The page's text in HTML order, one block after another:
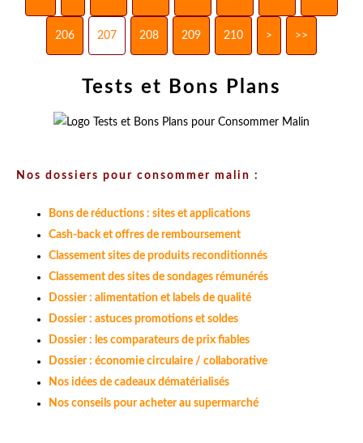
206 207 208 209 210 220
230
> >>
Tests et Bons Plans
Nos dossiers pour consommer malin :
Bons de réductions : sites et applications
Cash-back et offres de remboursement
Classement sites de produits reconditionnés
Classement des sites de sondages rémunérés
Dossier : alimentation et labels de qualité
Dossier : astuces promotions et soldes
Dossier : les comparateurs de prix fiables
Dossier : économie circulaire / collaborative
Nos idées de cadeaux dématérialisés
Nos conseils pour acheter au supermarché